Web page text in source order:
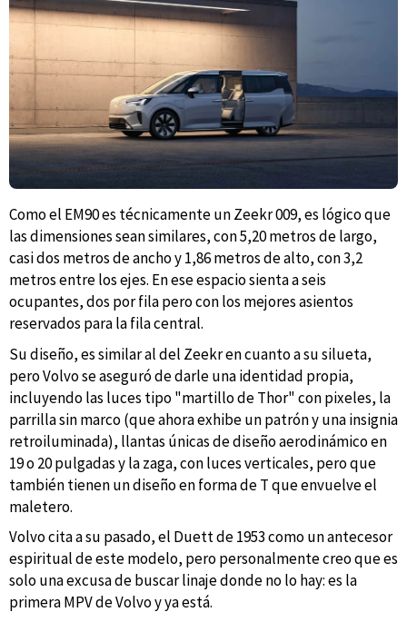
Como el EM90 es técnicamente un Zeekr 009, es lógico que
las dimensiones sean similares, con 5,20 metros de largo,
casi dos metros de ancho y 1,86 metros de alto, con 3,2
metros entre los ejes. En ese espacio sienta a seis
ocupantes, dos por fila pero con los mejores asientos
reservados para la fila central.
Su diseño, es similar al del Zeekr en cuanto a su silueta,
pero Volvo se aseguró de darle una identidad propia,
incluyendo las luces tipo "martillo de Thor" con pixeles, la
parrilla sin marco (que ahora exhibe un patrón y una insignia
retroiluminada), llantas únicas de diseño aerodinámico en
19 o 20 pulgadas y la zaga, con luces verticales, pero que
también tienen un diseño en forma de T que envuelve el
maletero.
Volvo cita a su pasado, el Duett de 1953 como un antecesor
espiritual de este modelo, pero personalmente creo que es
solo una excusa de buscar linaje donde no lo hay: es la
primera MPV de Volvo y ya está.